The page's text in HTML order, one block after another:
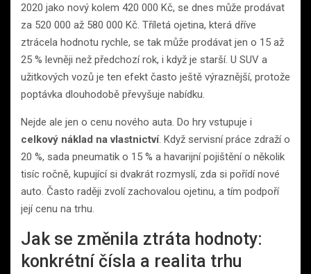
2020 jako nový kolem 420 000 Kč, se dnes může prodávat
za 520 000 až 580 000 Kč. Tříletá ojetina, která dříve
ztrácela hodnotu rychle, se tak může prodávat jen o 15 až
25 % levněji než předchozí rok, i když je starší. U SUV a
užitkových vozů je ten efekt často ještě výraznější, protože
poptávka dlouhodobě převyšuje nabídku.
Nejde ale jen o cenu nového auta. Do hry vstupuje i
celkový náklad na vlastnictví. Když servisní práce zdraží o
20 %, sada pneumatik o 15 % a havarijní pojištění o několik
tisíc ročně, kupující si dvakrát rozmyslí, zda si pořídí nové
auto. Často raději zvolí zachovalou ojetinu, a tím podpoří
její cenu na trhu.
Jak se změnila ztráta hodnoty:
konkrétní čísla a realita trhu